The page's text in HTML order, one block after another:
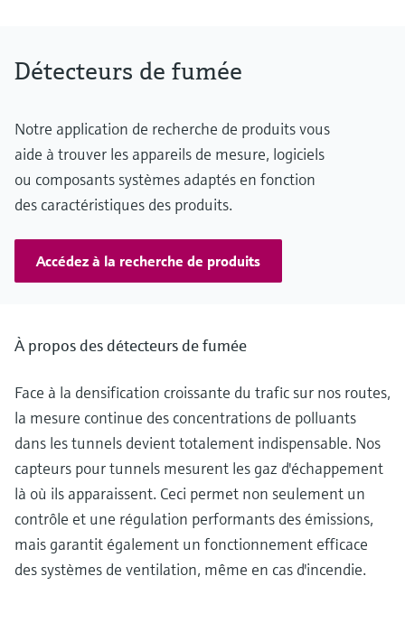
Conformities
RABT 2006
RVS 09.02.22
Détecteurs de fumée
Notre application de recherche de produits vous
aide à trouver les appareils de mesure, logiciels
ou composants systèmes adaptés en fonction
des caractéristiques des produits.
Accédez à la recherche de produits
À propos des détecteurs de fumée
Face à la densification croissante du trafic sur nos routes,
la mesure continue des concentrations de polluants
dans les tunnels devient totalement indispensable. Nos
capteurs pour tunnels mesurent les gaz d'échappement
là où ils apparaissent. Ceci permet non seulement un
contrôle et une régulation performants des émissions,
mais garantit également un fonctionnement efficace
des systèmes de ventilation, même en cas d'incendie.